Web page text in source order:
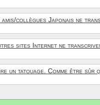
amis/collègues Japonais ne
sites Internet ne
un tatouage. Comme être